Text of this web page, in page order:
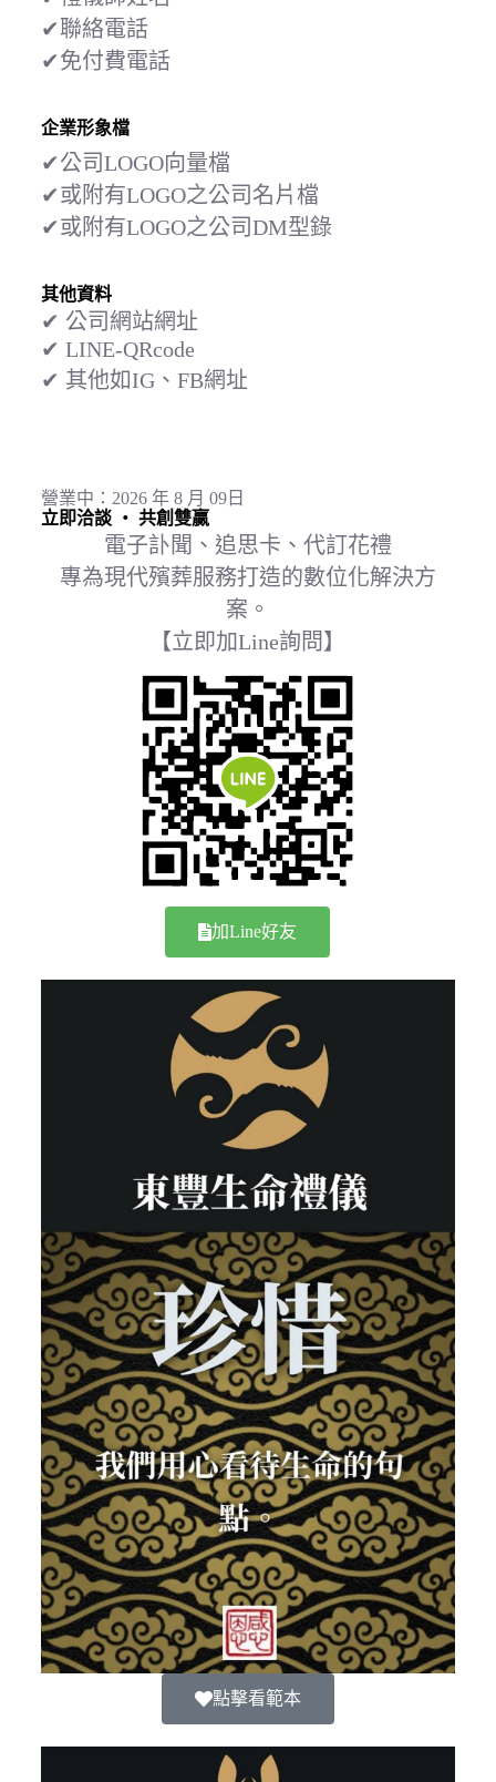
✔聯絡電話
✔免付費電話
企業形象檔
✔公司LOGO向量檔
✔或附有LOGO之公司名片檔
✔或附有LOGO之公司DM型錄
其他資料
✔ 公司網站網址
✔ LINE-QRcode
✔ 其他如IG、FB網址
營業中：2026 年 8 月 09日
立即洽談 ‧ 共創雙贏
電子訃聞、追思卡、代訂花禮
專為現代殯葬服務打造的數位化解決方
案。
【立即加Line詢問】
加Line好友
點擊看範本